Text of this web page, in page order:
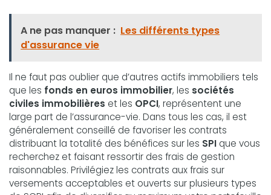
A ne pas manquer : Les différents types
d'assurance vie
Il ne faut pas oublier que d’autres actifs immobiliers tels
que les fonds en euros immobilier, les sociétés
civiles immobilières et les OPCI, représentent une
large part de l’assurance-vie. Dans tous les cas, il est
généralement conseillé de favoriser les contrats
distribuant la totalité des bénéfices sur les SPI que vous
recherchez et faisant ressortir des frais de gestion
raisonnables. Privilégiez les contrats aux frais sur
versements acceptables et ouverts sur plusieurs types